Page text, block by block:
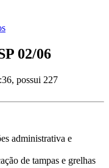
02/06
possui 227
administrativa e
de tampas e grelhas